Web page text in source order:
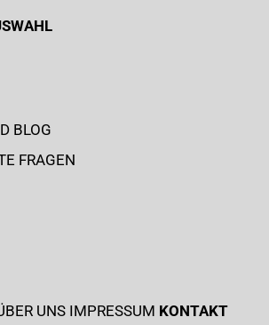
BLOG
FRAGEN
UNS IMPRESSUM KONTAKT